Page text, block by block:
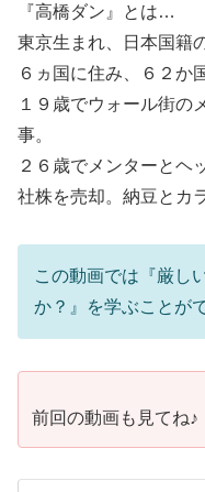
『高橋ダン』とは…
東京生まれ、日本国籍
６ヵ国に住み、６２か
１９歳でウォール街の
事。
２６歳でメンターとヘ
社株を売却。納豆とカ
この動画では『厳し
か？』を学ぶことが
前回の動画も見てね♪